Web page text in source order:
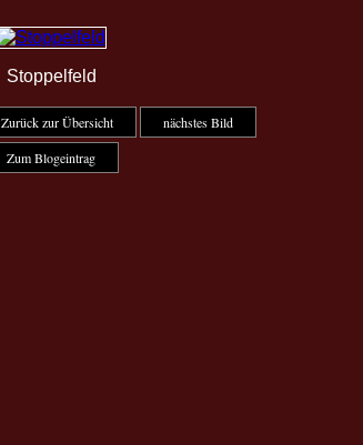
Stoppelfeld
Zurück zur Übersicht
nächstes Bild
Zum Blogeintrag